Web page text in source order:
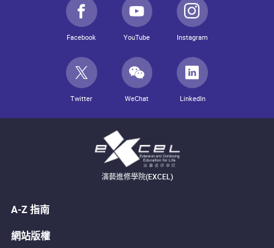
Facebook YouTube Instagram
Twitter WeChat LinkedIn
演藝進修學院(EXCEL)
A-Z 指南
網站版權